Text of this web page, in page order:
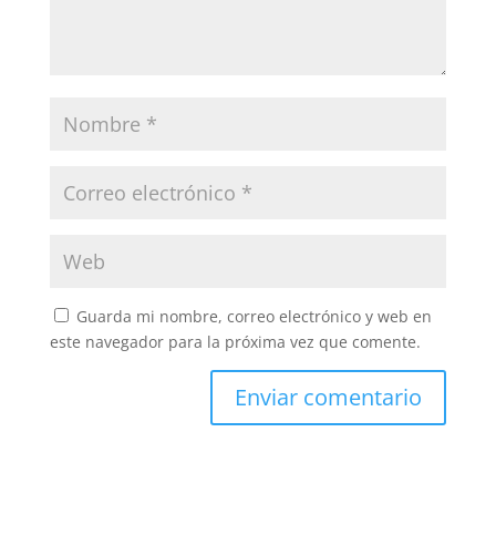
Guarda mi nombre, correo electrónico y web en
este navegador para la próxima vez que comente.